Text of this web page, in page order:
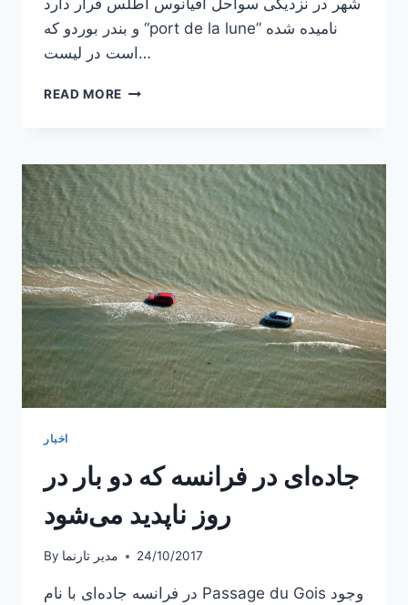
و بندر بوردو که “port de la lune” نامیده شده
است در لیست…
READ MORE معرفی
فرانسه
اخبار
جاده‌ای در فرانسه که دو بار در
روز ناپدید می‌شود
By مدیر تارنما 24/10/2017
در فرانسه جاده‌ای با نام Passage du Gois وجود